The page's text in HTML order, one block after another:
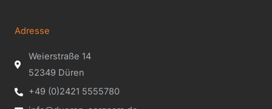
Adresse
Weierstraße 14
52349 Düren
+49 (0)2421 5555780